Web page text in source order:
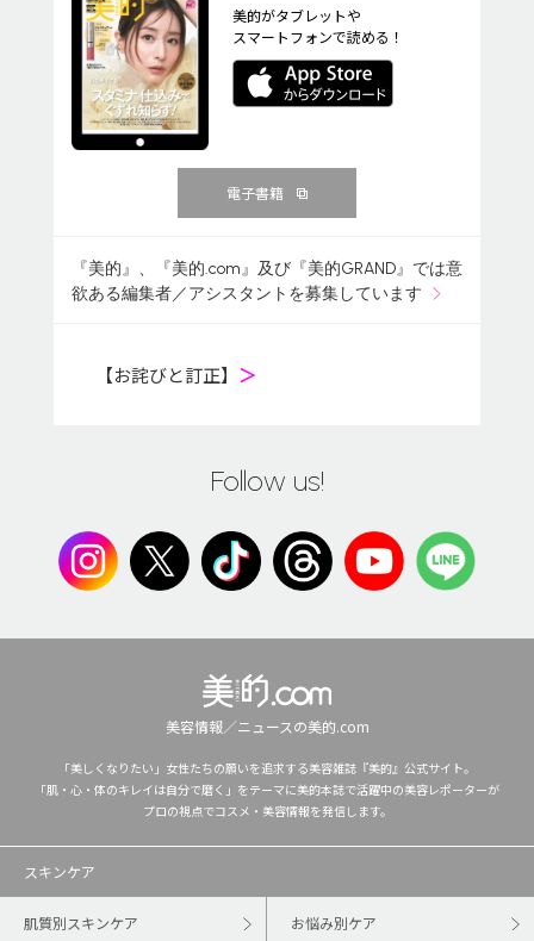
美的がタブレットや
スマートフォンで読める！
電子書籍
『美的』、『美的.com』及び『美的GRAND』では意
欲ある編集者／アシスタントを募集しています
【お詫びと訂正】 ＞
Follow us!
美容情報／ニュースの美的.com
「美しくなりたい」女性たちの願いを追求する美容雑誌『美的』公式サイト。
「肌・心・体のキレイは自分で磨く」をテーマに美的本誌で活躍中の美容レポーターが
プロの視点でコスメ・美容情報を発信します。
スキンケア
肌質別スキンケア お悩み別ケア